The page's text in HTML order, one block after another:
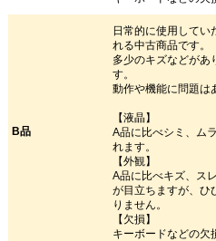
B品
日常的に使用してい
れる中古商品です。
多少のキズなどがあ
す。
動作や機能に問題は
【液晶】
A品に比べシミ、ム
れます。
【外観】
A品に比べキズ、ス
が目立ちますが、ひ
りません。
【欠損】
キーボードなどの欠